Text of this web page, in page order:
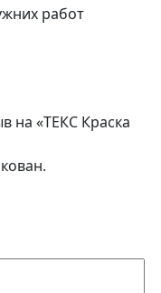
работ
на «ТЕКС Краска